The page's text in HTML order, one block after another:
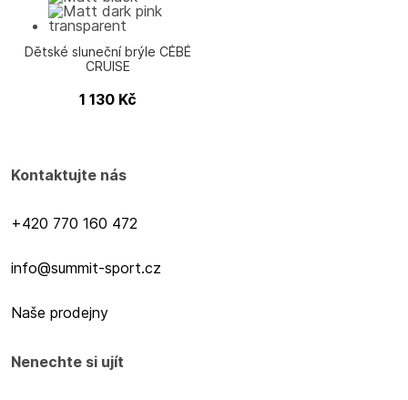
Dětské sluneční brýle CÉBÉ
CRUISE
1 130 Kč
Kontaktujte nás
+420 770 160 472
info@summit-sport.cz
Naše prodejny
Nenechte si ujít